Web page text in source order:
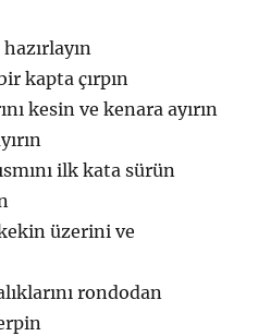
hazırlayın
kapta çırpın
kesin ve kenara ayırın
ilk kata sürün
üzerini ve
rondodan